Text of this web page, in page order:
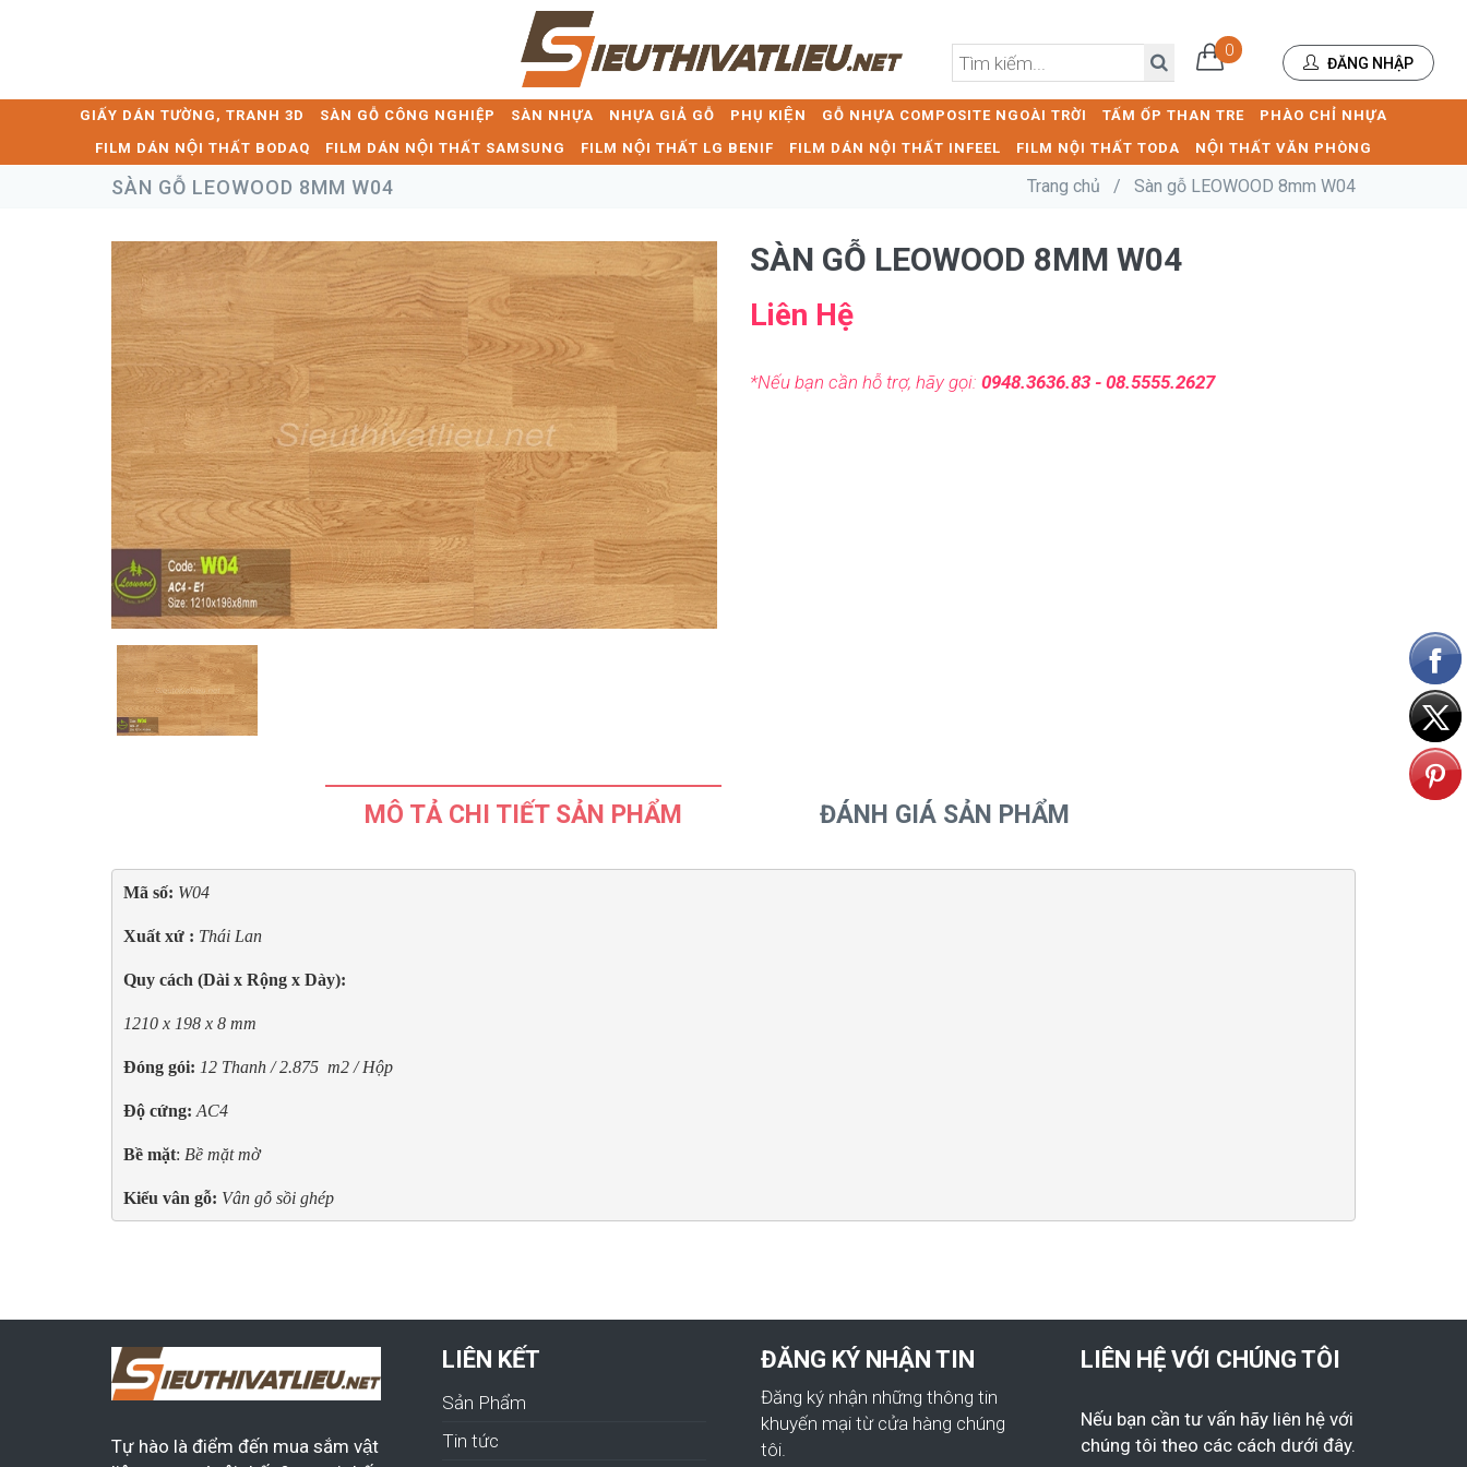
0
ĐĂNG NHẬP
GIẤY DÁN TƯỜNG, TRANH 3D SÀN GỖ CÔNG NGHIỆP SÀN NHỰA NHỰA GIẢ GỖ PHỤ KIỆN GỖ NHỰA COMPOSITE NGOÀI TRỜI TẤM ỐP THAN TRE
PHÀO CHỈ NHỰA
FILM DÁN NỘI THẤT BODAQ
FILM DÁN NỘI THẤT SAMSUNG FILM NỘI THẤT LG BENIF FILM DÁN NỘI THẤT INFEEL FILM NỘI THẤT TODA NỘI THẤT VĂN PHÒNG
SÀN GỖ LEOWOOD 8MM W04 Trang chủ / Sàn gỗ LEOWOOD 8mm W04
SÀN GỖ LEOWOOD 8MM W04
Liên Hệ
*Nếu bạn cần hỗ trợ, hãy gọi: 0948.3636.83 - 08.5555.2627
MÔ TẢ CHI TIẾT SẢN PHẨM ĐÁNH GIÁ SẢN PHẨM
Mã số: W04
Xuất xứ : Thái Lan
Quy cách (Dài x Rộng x Dày):
1210 x 198 x 8 mm
Đóng gói: 12 Thanh / 2.875  m2 / Hộp
Độ cứng: AC4
Bề mặt: Bề mặt mờ
Kiểu vân gỗ: Vân gỗ sồi ghép
Tự hào là điểm đến mua sắm vật
LIÊN KẾT
Sản Phẩm
Tin tức
ĐĂNG KÝ NHẬN TIN
Đăng ký nhận những thông tin
khuyến mại từ cửa hàng chúng
tôi.
LIÊN HỆ VỚI CHÚNG TÔI
Nếu bạn cần tư vấn hãy liên hệ với
chúng tôi theo các cách dưới đây.